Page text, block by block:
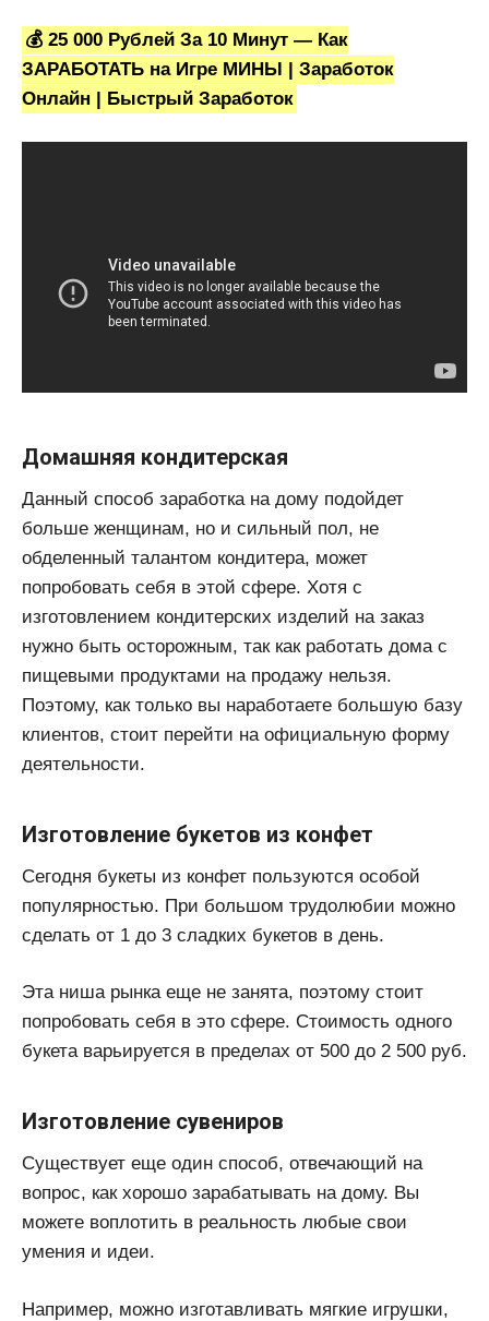
💰 25 000 Рублей За 10 Минут — Как
ЗАРАБОТАТЬ на Игре МИНЫ | Заработок
Онлайн | Быстрый Заработок
Домашняя кондитерская
Данный способ заработка на дому подойдет
больше женщинам, но и сильный пол, не
обделенный талантом кондитера, может
попробовать себя в этой сфере. Хотя с
изготовлением кондитерских изделий на заказ
нужно быть осторожным, так как работать дома с
пищевыми продуктами на продажу нельзя.
Поэтому, как только вы наработаете большую базу
клиентов, стоит перейти на официальную форму
деятельности.
Изготовление букетов из конфет
Сегодня букеты из конфет пользуются особой
популярностью. При большом трудолюбии можно
сделать от 1 до 3 сладких букетов в день.
Эта ниша рынка еще не занята, поэтому стоит
попробовать себя в это сфере. Стоимость одного
букета варьируется в пределах от 500 до 2 500 руб.
Изготовление сувениров
Существует еще один способ, отвечающий на
вопрос, как хорошо зарабатывать на дому. Вы
можете воплотить в реальность любые свои
умения и идеи.
Например, можно изготавливать мягкие игрушки,